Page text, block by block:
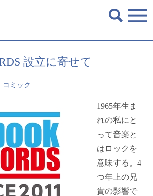
設立に寄せて
コミック
1965年生ま
れの私にと
って音楽と
はロックを
意味する。4
つ年上の兄
貴の影響で